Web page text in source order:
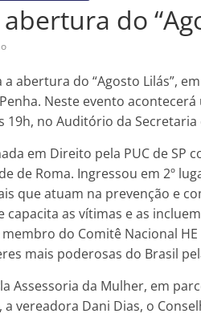
do
abertura do “Agosto Lilás”,
Neste evento
19h, no Auditório da
em Direito pela PUC de SP
de Roma. Ingressou em 2º
que atuam na prevenção e
capacita as vítimas e as
é membro do Comitê Nacional
mais poderosas do Brasil
Assessoria da Mulher, em
a vereadora Dani Dias, o